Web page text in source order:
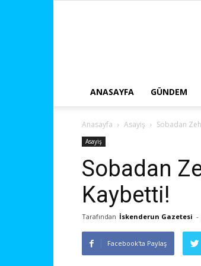
ANASAYFA GÜNDEM
Anasayfa Asayiş Sobadan
Asayiş
Sobadan
Kaybetti!
Tarafından İskenderun Gazetesi -
Facebook'ta Paylaş